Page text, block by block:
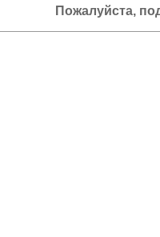
Пожалуйста,